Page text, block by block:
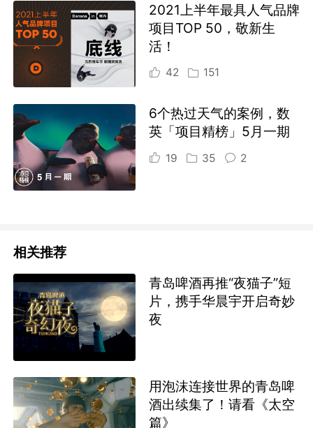
2021上半年最具人气品牌
项目TOP 50，敬新生
活！
42 151
6个热过天气的案例，数
英「项目精榜」5月一期
19 35 2
相关推荐
青岛啤酒再推“夜猫子”短
片，携手华晨宇开启奇妙
夜
用泡沫连接世界的青岛啤
酒出续集了！请看《太空
篇》